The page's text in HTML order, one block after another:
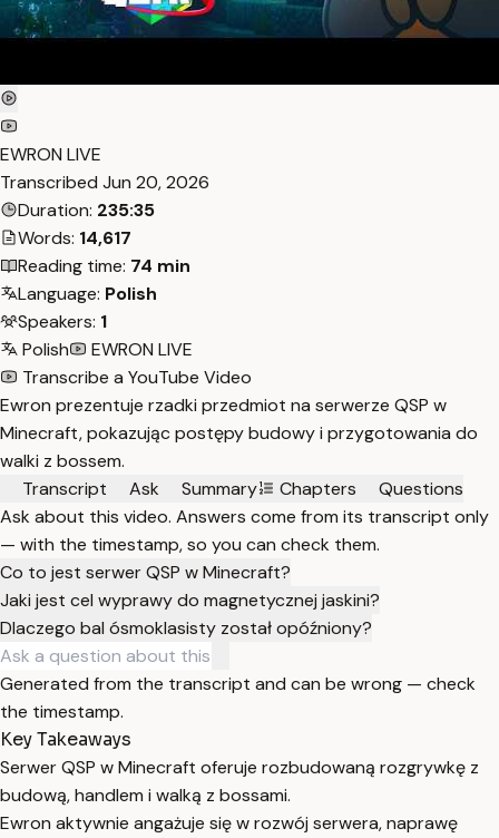
EWRON LIVE
Transcribed Jun 20, 2026
Duration: 235:35
Words: 14,617
Reading time: 74 min
Language: Polish
Speakers: 1
Polish
EWRON LIVE
Transcribe a YouTube Video
Ewron prezentuje rzadki przedmiot na serwerze QSP w
Minecraft, pokazując postępy budowy i przygotowania do
walki z bossem.
Transcript
Ask Summary Chapters
Questions
Ask about this video. Answers come from its transcript only
— with the timestamp, so you can check them.
Co to jest serwer QSP w Minecraft?
Jaki jest cel wyprawy do magnetycznej jaskini?
Dlaczego bal ósmoklasisty został opóźniony?
Generated from the transcript and can be wrong — check
the timestamp.
Key Takeaways
Serwer QSP w Minecraft oferuje rozbudowaną rozgrywkę z
budową, handlem i walką z bossami.
Ewron aktywnie angażuje się w rozwój serwera, naprawę